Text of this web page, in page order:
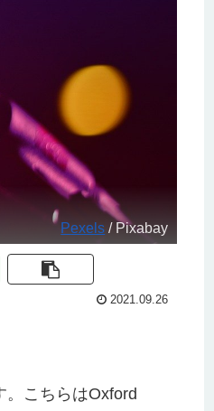
Pexels / Pixabay
2021.09.26
こちらはOxford